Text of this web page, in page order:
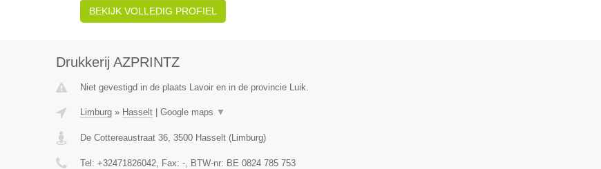
BEKIJK VOLLEDIG PROFIEL
Drukkerij AZPRINTZ
Niet gevestigd in de plaats Lavoir en in de provincie Luik.
Limburg» Hasselt| Google maps ▼
De Cottereaustraat 36, 3500 Hasselt(Limburg)
Tel: +32471826042, Fax: -, BTW-nr: BE 0824 785 753